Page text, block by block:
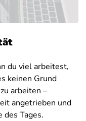
du viel arbeitest,
keinen Grund
arbeiten –
angetrieben und
des Tages.